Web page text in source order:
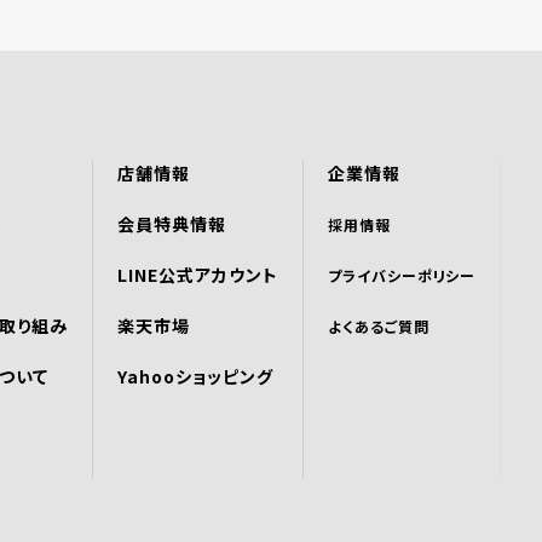
り組み
いて
店舗情報
会員特典情報
LINE公式アカウント
楽天市場
Yahooショッピング
企業情報
採用情報
プライバシーポリシー
よくあるご質問